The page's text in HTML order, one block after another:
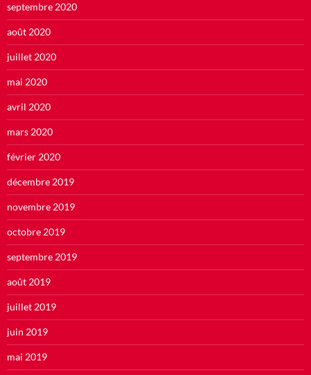
septembre 2020
août 2020
juillet 2020
mai 2020
avril 2020
mars 2020
février 2020
décembre 2019
novembre 2019
octobre 2019
septembre 2019
août 2019
juillet 2019
juin 2019
mai 2019